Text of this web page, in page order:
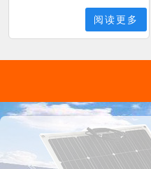
阅读更多